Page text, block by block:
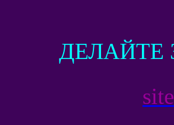
ДЕЛАЙТЕ